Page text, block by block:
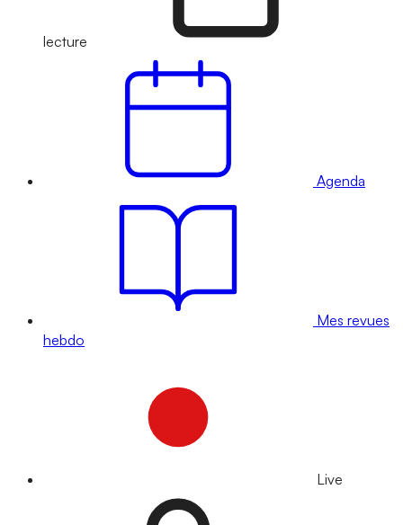
lecture
Agenda
Mes revues
hebdo
Live